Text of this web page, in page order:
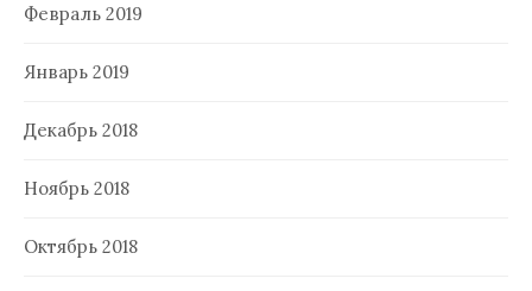
Февраль 2019
Январь 2019
Декабрь 2018
Ноябрь 2018
Октябрь 2018